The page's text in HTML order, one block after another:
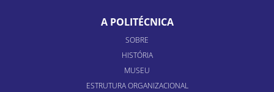
A POLITÉCNICA
SOBRE
HISTÓRIA
MUSEU
ESTRUTURA ORGANIZACIONAL